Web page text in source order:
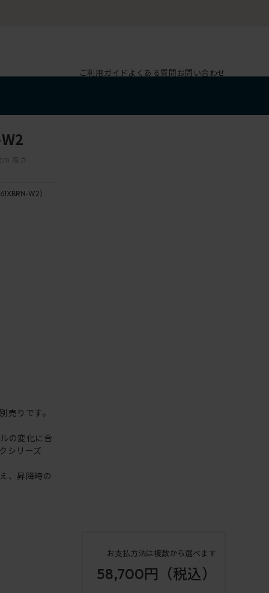
ご利用ガイド よくある質問お問い合わせ
高さ
W2）
りです。
の変化に合
シリーズ
、昇降時の
お支払方法は複数から選べます
58,700円 （税込）